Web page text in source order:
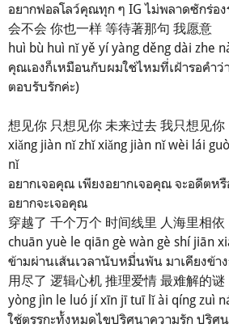
อยากฟอลโลว์คุณทุก ๆ IG ไม่พลาดซักร่อ
会不会 你也一样 等待著那句 我愿意
huì bù huì nǐ yě yí yàng děng dài zhe
คุณเองก็เหมือนกับผมใช่ไหมที่เฝ้ารอคำว่
ตอบรับรักค่ะ)
想见你 只想见你 未来过去 我只想见你
xiǎng jiàn nǐ zhǐ xiǎng jiàn nǐ wèi lái
nǐ
อยากเจอคุณ เพียงอยากเจอคุณ จะอดีตห
อยากจะเจอคุณ
穿越了 千个万个 时间线里 人海里相依
chuān yuè le qiān gè wàn gè shí jiān
ข้ามผ่านเส้นเวลานับหมื่นพัน มาเคียงข้า
用尽了 逻辑心机 推理爱情 最难解的谜
yòng jìn le luó jí xīn jī tuī lǐ ài qíng zuì
ใช้ตรรกะทั้งหมดไขปริศนาความรัก ปริศ